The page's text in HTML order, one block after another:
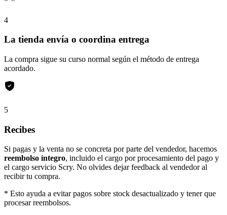
4
La tienda envía o coordina entrega
La compra sigue su curso normal según el método de entrega
acordado.
5
Recibes
Si pagas y la venta no se concreta por parte del vendedor, hacemos
reembolso íntegro, incluido el cargo por procesamiento del pago y
el cargo servicio Scry. No olvides dejar feedback al vendedor al
recibir tu compra.
* Esto ayuda a evitar pagos sobre stock desactualizado y tener que
procesar reembolsos.